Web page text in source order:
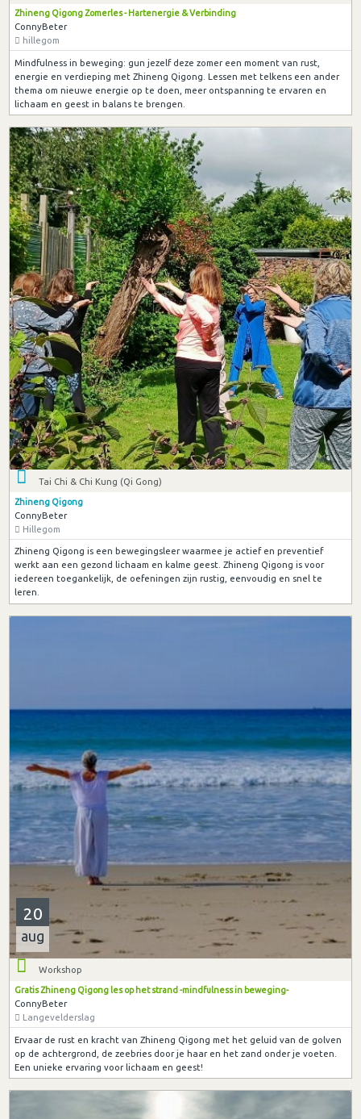
Zhineng Qigong Zomerles - Hartenergie & Verbinding
ConnyBeter
hillegom
Mindfulness in beweging: gun jezelf deze zomer een moment van rust,
energie en verdieping met Zhineng Qigong. Lessen met telkens een ander
thema om nieuwe energie op te doen, meer ontspanning te ervaren en
lichaam en geest in balans te brengen.
Tai Chi & Chi Kung (Qi Gong)
Zhineng Qigong
ConnyBeter
Hillegom
Zhineng Qigong is een bewegingsleer waarmee je actief en preventief
werkt aan een gezond lichaam en kalme geest. Zhineng Qigong is voor
iedereen toegankelijk, de oefeningen zijn rustig, eenvoudig en snel te
leren.
20
aug
Workshop
Gratis Zhineng Qigong les op het strand -mindfulness in beweging-
ConnyBeter
Langevelderslag
Ervaar de rust en kracht van Zhineng Qigong met het geluid van de golven
op de achtergrond, de zeebries door je haar en het zand onder je voeten.
Een unieke ervaring voor lichaam en geest!